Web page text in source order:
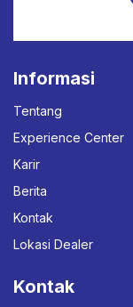
Informasi
Tentang
Experience Center
Karir
Berita
Kontak
Lokasi Dealer
Kontak